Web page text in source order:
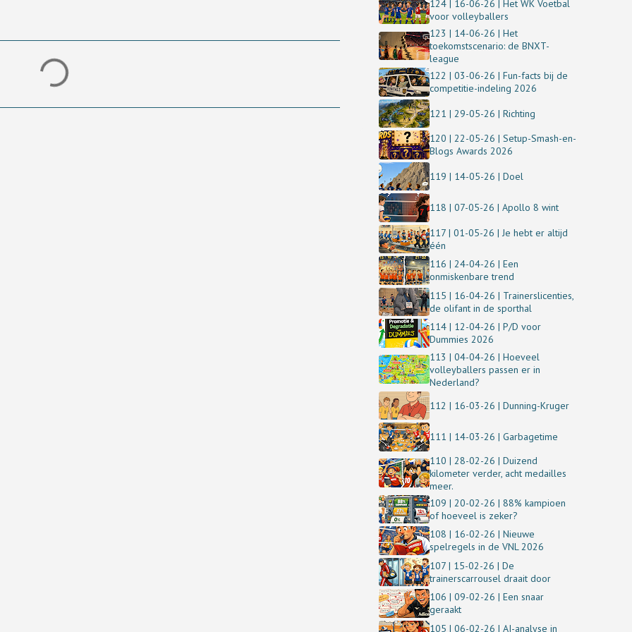
124 | 16-06-26 | Het WK Voetbal
voor volleyballers
123 | 14-06-26 | Het
toekomstscenario: de BNXT-
league
122 | 03-06-26 | Fun-facts bij de
competitie-indeling 2026
121 | 29-05-26 | Richting
120 | 22-05-26 | Setup-Smash-en-
Blogs Awards 2026
119 | 14-05-26 | Doel
118 | 07-05-26 | Apollo 8 wint
117 | 01-05-26 | Je hebt er altijd
één
116 | 24-04-26 | Een
onmiskenbare trend
115 | 16-04-26 | Trainerslicenties,
de olifant in de sporthal
114 | 12-04-26 | P/D voor
Dummies 2026
113 | 04-04-26 | Hoeveel
volleyballers passen er in
Nederland?
112 | 16-03-26 | Dunning-Kruger
111 | 14-03-26 | Garbagetime
110 | 28-02-26 | Duizend
kilometer verder, acht medailles
meer.
109 | 20-02-26 | 88% kampioen
of hoeveel is zeker?
108 | 16-02-26 | Nieuwe
spelregels in de VNL 2026
107 | 15-02-26 | De
trainerscarrousel draait door
106 | 09-02-26 | Een snaar
geraakt
105 | 06-02-26 | AI-analyse in